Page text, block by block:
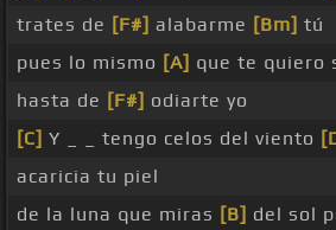
trates de [F#] alabarme [Bm] tú
pues lo mismo [A] que te quiero
hasta de [F#] odiarte yo
[C] Y _ _ tengo celos del viento
acaricia tu piel
de la luna que miras [B] del sol